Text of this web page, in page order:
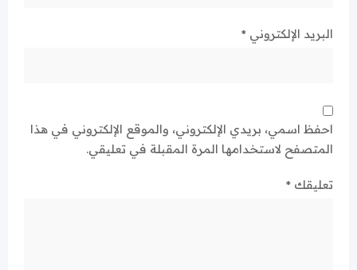
البريد الإلكتروني *
احفظ اسمي، بريدي الإلكتروني، والموقع الإلكتروني في هذا
المتصفح لاستخدامها المرة المقبلة في تعليقي.
تعليقك *